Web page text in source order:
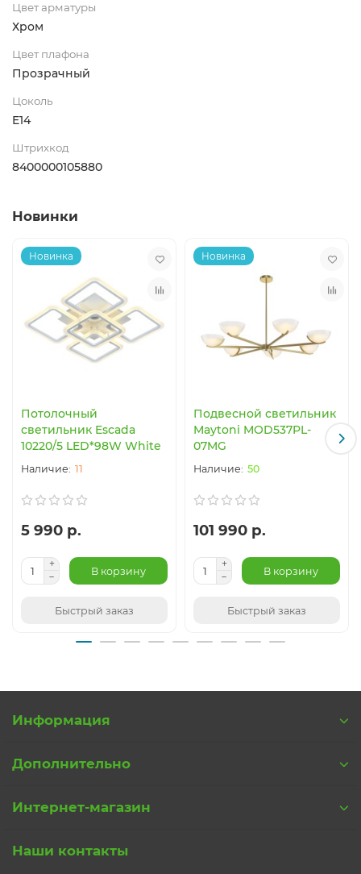
Цвет арматуры
Хром
Цвет плафона
Прозрачный
Цоколь
E14
Штрихкод
8400000105880
Новинки
Новинка
Потолочный
светильник Escada
10220/5 LED*98W White
11
5 990 р.
В корзину
Быстрый заказ
Новинка
Подвесной светильник
Maytoni MOD537PL-
07MG
50
101 990 р.
В корзину
Быстрый заказ
Информация
Дополнительно
Интернет-магазин
Наши контакты